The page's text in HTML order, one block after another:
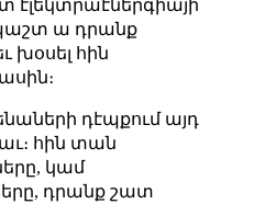
էլեկտրաէներգիայի
ա դրանք
խօսել հին
դէպքում այդ
հին տան
կամ
դրանք շատ